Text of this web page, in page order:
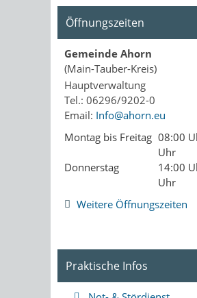
Öffnungszeiten
Gemeinde Ahorn
(Main-Tauber-Kreis)
Hauptverwaltung
Tel.: 06296/9202-0
Email: Info@ahorn.eu
Montag bis Freitag 08:00
Uhr
Donnerstag
14:00
Uhr
Weitere Öffnungszeiten
Praktische Infos